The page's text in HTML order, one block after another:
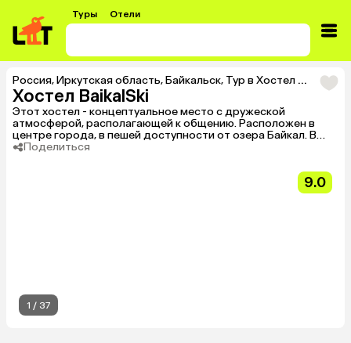
Туры Отели
Россия,Иркутская область,Байкальск, Тур в Хостел BaikalSki
Хостел BaikalSki
Этот хостел - концептуальное место с дружеской
атмосферой, располагающей к общению. Расположен в
центре города, в пешей доступности от озера Байкал. В
десяти минутах езды от хостела — Байкальский
Поделиться
9.0
1 / 37